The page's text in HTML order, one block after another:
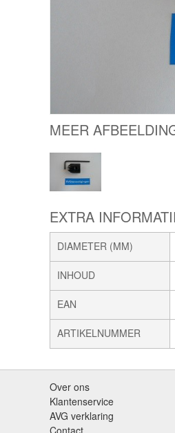
MEER
EXTRA
DIAMETER (MM)
INHOUD
EAN
ARTIKELNUMMER
Over ons
Klantenservice
AVG verklaring
Contact